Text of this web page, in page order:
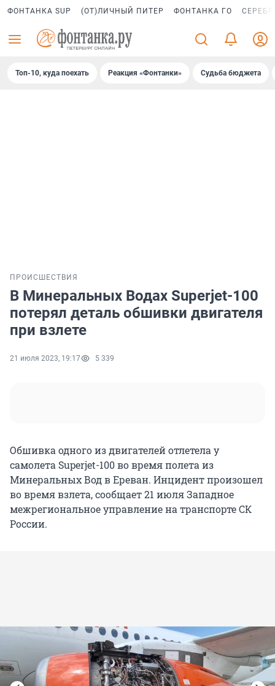
ФОНТАНКА SUP (ОТ)ЛИЧНЫЙ ПИТЕР ФОНТАНКА ГО
Топ-10, куда поехать Реакция «Фонтанки» Судьба бюджета
ПРОИСШЕСТВИЯ
В Минеральных Водах Superjet-100
потерял деталь обшивки двигателя
при взлете
21 июля 2023, 19:17 5 339
Обшивка одного из двигателей отлетела у
самолета Superjet-100 во время полета из
Минеральных Вод в Ереван. Инцидент произошел
во время взлета, сообщает 21 июля Западное
межрегиональное управление на транспорте СК
России.